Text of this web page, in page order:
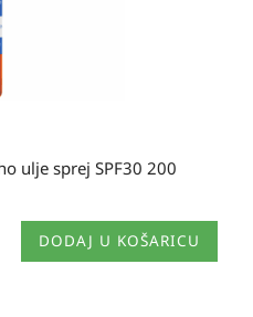
ulje sprej SPF30 200
DODAJ U KOŠARICU